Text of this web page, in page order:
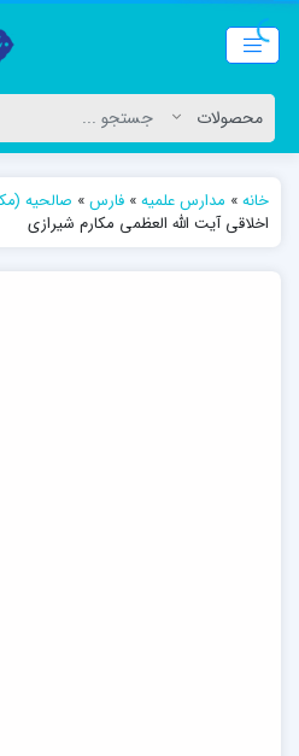
خانه» مدارس علمیه» فارس» صالحیه
اخلاقی آیت الله العظمی مکارم شیرازی